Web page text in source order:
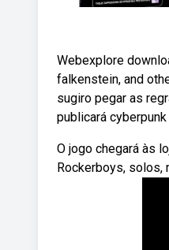
Webexplore
falkenstein, and
sugiro pegar as
publicará
O jogo chegará às
Rockerboys, solos,